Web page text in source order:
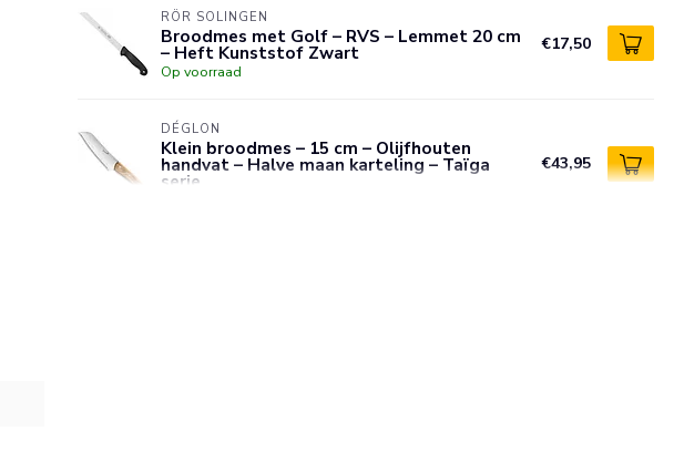
RÖR SOLINGEN
Broodmes met Golf – RVS – Lemmet 20 cm
– Heft Kunststof Zwart
Op voorraad
€17,50
DÉGLON
Klein broodmes – 15 cm – Olijfhouten
handvat – Halve maan karteling – Taïga
serie
€43,95